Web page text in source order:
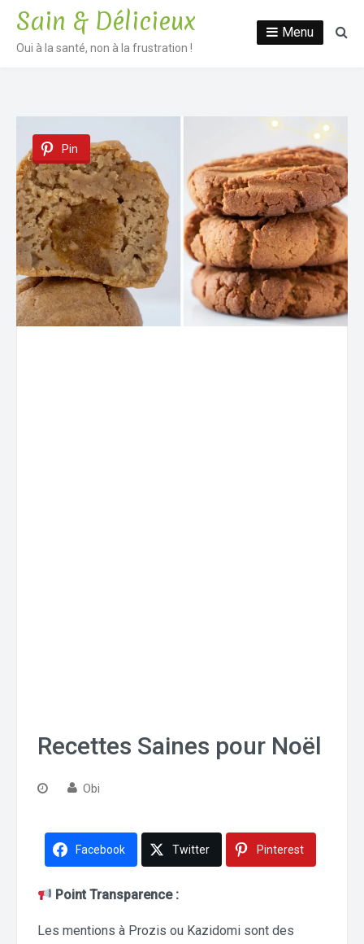
Sain & Délicieux
Oui à la santé, non à la frustration !
Menu
Pin
Recettes Saines pour Noël
Obi
Facebook Twitter Pinterest
Point Transparence :
Les mentions à Prozis ou Kazidomi sont des